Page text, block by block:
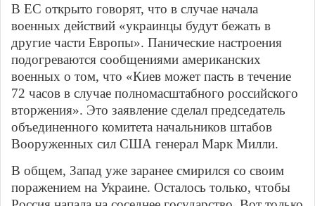
В ЕС открыто говорят, что в случае начала
военных действий «украинцы будут бежать в
другие части Европы». Панические настроения
подогреваются сообщениями американских
военных о том, что «Киев может пасть в течение
72 часов в случае полномасштабного российского
вторжения». Это заявление сделал председатель
объединенного комитета начальников штабов
Вооруженных сил США генерал Марк Милли.
В общем, Запад уже заранее смирился со своим
поражением на Украине. Осталось только, чтобы